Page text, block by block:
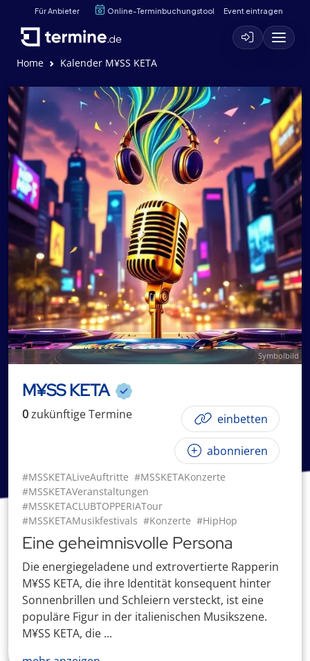
Für Anbieter Online-Terminbuchungstool Event eintragen
Home Kalender M¥SS KETA
Symbolbild
M¥SS KETA
0zukünftigeTermine einbetten
abonnieren
#MSSKETALiveAuftritte #MSSKETAKonzerte
#MSSKETAVeranstaltungen
#MSSKETACLUBTOPPERIATour
#MSSKETAMusikfestivals #Konzerte #HipHop
Eine geheimnisvolle Persona
Die energiegeladene und extrovertierte Rapperin
M¥SS KETA, die ihre Identität konsequent hinter
Sonnenbrillen und Schleiern versteckt, ist eine
populäre Figur in der italienischen Musikszene.
M¥SS KETA, die ...